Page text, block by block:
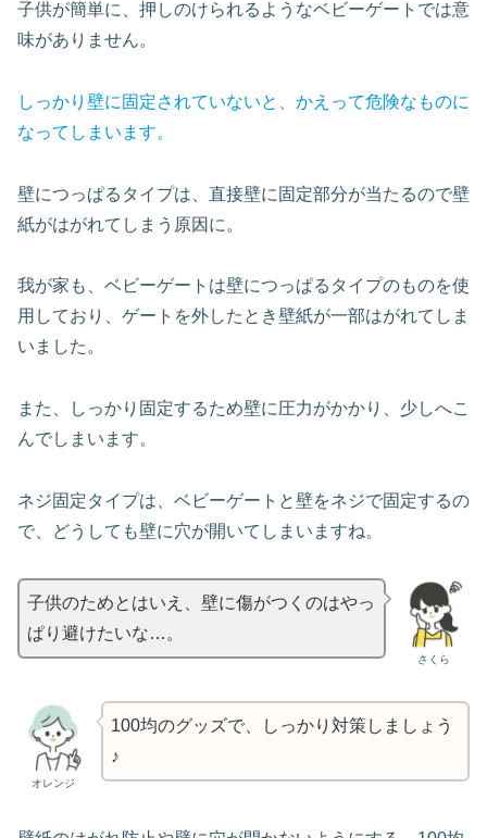
子供が簡単に、押しのけられるようなベビーゲートでは意
味がありません。
しっかり壁に固定されていないと、かえって危険なものに
なってしまいます。
壁につっぱるタイプは、直接壁に固定部分が当たるので壁
紙がはがれてしまう原因に。
我が家も、ベビーゲートは壁につっぱるタイプのものを使
用しており、ゲートを外したとき壁紙が一部はがれてしま
いました。
また、しっかり固定するため壁に圧力がかかり、少しへこ
んでしまいます。
ネジ固定タイプは、ベビーゲートと壁をネジで固定するの
で、どうしても壁に穴が開いてしまいますね。
さくら
子供のためとはいえ、壁に傷がつくのはやっ
ぱり避けたいな…。
オレンジ
100均のグッズで、しっかり対策しましょう
♪